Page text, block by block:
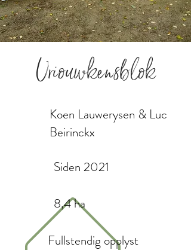
Vriouwkensblok
Koen Lauwerysen & Luc
Beirinckx
Siden 2021
8,4 ha
Fullstendig opplyst